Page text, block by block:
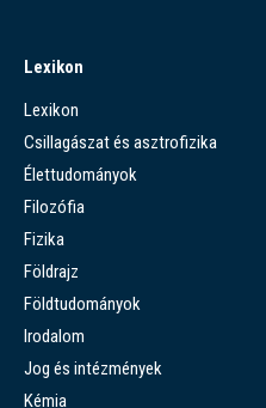
Lexikon
Lexikon
Csillagászat és asztrofizika
Élettudományok
Filozófia
Fizika
Földrajz
Földtudományok
Irodalom
Jog és intézmények
Kémia